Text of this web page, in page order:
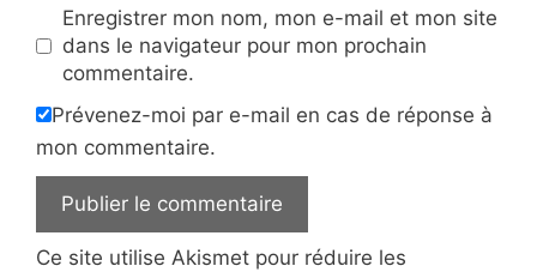
Enregistrer mon nom, mon e-mail et mon site
dans le navigateur pour mon prochain
commentaire.
Prévenez-moi par e-mail en cas de réponse à
mon commentaire.
Ce site utilise Akismet pour réduire les